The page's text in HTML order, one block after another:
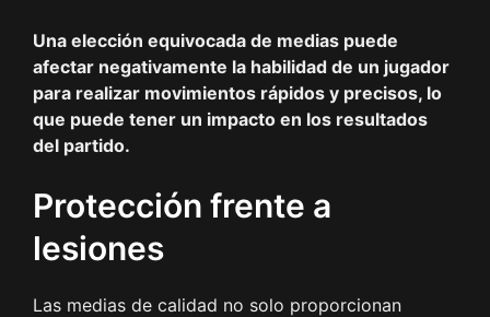
Una elección equivocada de medias puede
afectar negativamente la habilidad de un jugador
para realizar movimientos rápidos y precisos, lo
que puede tener un impacto en los resultados
del partido.
Protección frente a
lesiones
Las medias de calidad no solo proporcionan